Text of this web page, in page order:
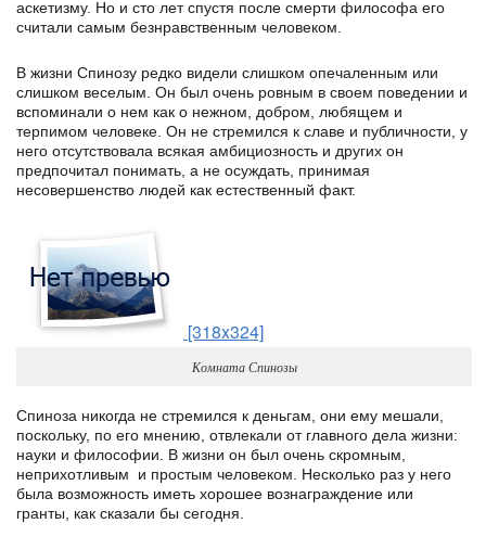
аскетизму. Но и сто лет спустя после смерти философа его
считали самым безнравственным человеком.
В жизни Спинозу редко видели слишком опечаленным или
слишком веселым. Он был очень ровным в своем поведении и
вспоминали о нем как о нежном, добром, любящем и
терпимом человеке. Он не стремился к славе и публичности, у
него отсутствовала всякая амбициозность и других он
предпочитал понимать, а не осуждать, принимая
несовершенство людей как естественный факт.
[318x324]
Комната Спинозы
Спиноза никогда не стремился к деньгам, они ему мешали,
поскольку, по его мнению, отвлекали от главного дела жизни:
науки и философии. В жизни он был очень скромным,
неприхотливым и простым человеком. Несколько раз у него
была возможность иметь хорошее вознаграждение или
гранты, как сказали бы сегодня.